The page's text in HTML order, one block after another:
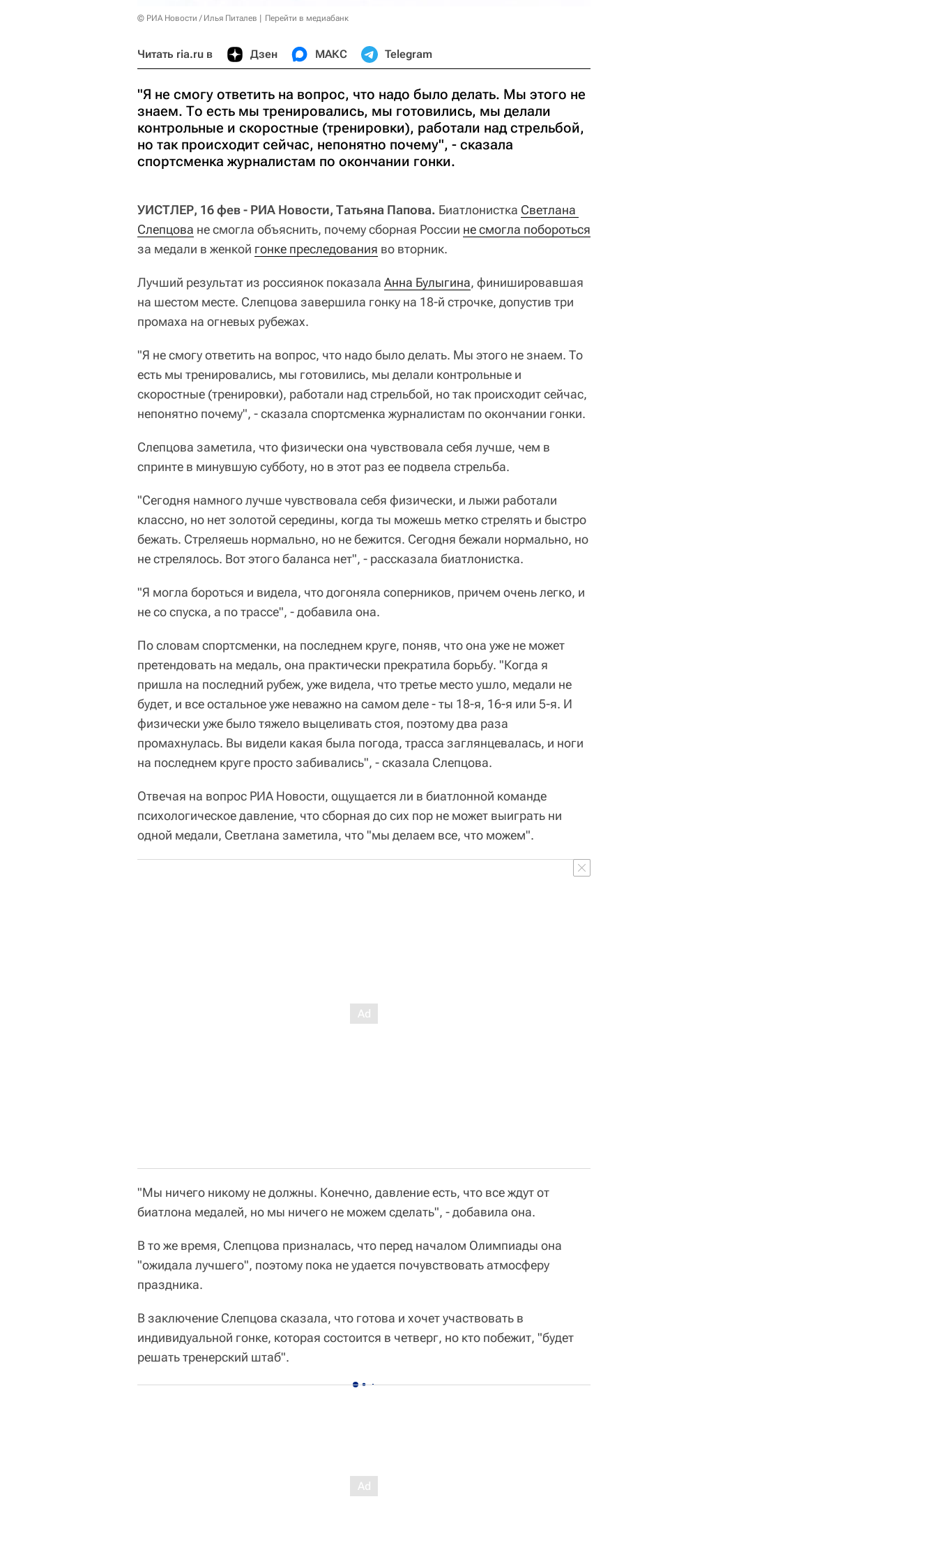
© РИА Новости / Илья Питалев Перейти в медиабанк
Читать ria.ru в Дзен МАКС Telegram
"Я не смогу ответить на вопрос, что надо было делать. Мы этого не
знаем. То есть мы тренировались, мы готовились, мы делали
контрольные и скоростные (тренировки), работали над стрельбой,
но так происходит сейчас, непонятно почему", - сказала
спортсменка журналистам по окончании гонки.
УИСТЛЕР, 16 фев - РИА Новости, Татьяна Папова. Биатлонистка Светлана
Слепцова не смогла объяснить, почему сборная России не смогла побороться
за медали в женкой гонке преследования во вторник.
Лучший результат из россиянок показала Анна Булыгина, финишировавшая
на шестом месте. Слепцова завершила гонку на 18-й строчке, допустив три
промаха на огневых рубежах.
"Я не смогу ответить на вопрос, что надо было делать. Мы этого не знаем. То
есть мы тренировались, мы готовились, мы делали контрольные и
скоростные (тренировки), работали над стрельбой, но так происходит сейчас,
непонятно почему", - сказала спортсменка журналистам по окончании гонки.
Слепцова заметила, что физически она чувствовала себя лучше, чем в
спринте в минувшую субботу, но в этот раз ее подвела стрельба.
"Сегодня намного лучше чувствовала себя физически, и лыжи работали
классно, но нет золотой середины, когда ты можешь метко стрелять и быстро
бежать. Стреляешь нормально, но не бежится. Сегодня бежали нормально, но
не стрелялось. Вот этого баланса нет", - рассказала биатлонистка.
"Я могла бороться и видела, что догоняла соперников, причем очень легко, и
не со спуска, а по трассе", - добавила она.
По словам спортсменки, на последнем круге, поняв, что она уже не может
претендовать на медаль, она практически прекратила борьбу. "Когда я
пришла на последний рубеж, уже видела, что третье место ушло, медали не
будет, и все остальное уже неважно на самом деле - ты 18-я, 16-я или 5-я. И
физически уже было тяжело выцеливать стоя, поэтому два раза
промахнулась. Вы видели какая была погода, трасса заглянцевалась, и ноги
на последнем круге просто забивались", - сказала Слепцова.
Отвечая на вопрос РИА Новости, ощущается ли в биатлонной команде
психологическое давление, что сборная до сих пор не может выиграть ни
одной медали, Светлана заметила, что "мы делаем все, что можем".
"Мы ничего никому не должны. Конечно, давление есть, что все ждут от
биатлона медалей, но мы ничего не можем сделать", - добавила она.
В то же время, Слепцова призналась, что перед началом Олимпиады она
"ожидала лучшего", поэтому пока не удается почувствовать атмосферу
праздника.
В заключение Слепцова сказала, что готова и хочет участвовать в
индивидуальной гонке, которая состоится в четверг, но кто побежит, "будет
решать тренерский штаб".